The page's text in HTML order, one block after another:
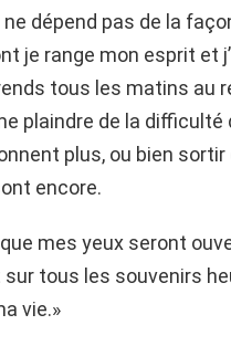
dépend pas de la
je range mon esprit et
tous les matins au
plaindre de la difficulté
plus, ou bien
encore.
mes yeux seront
tous les souvenirs
vie.»